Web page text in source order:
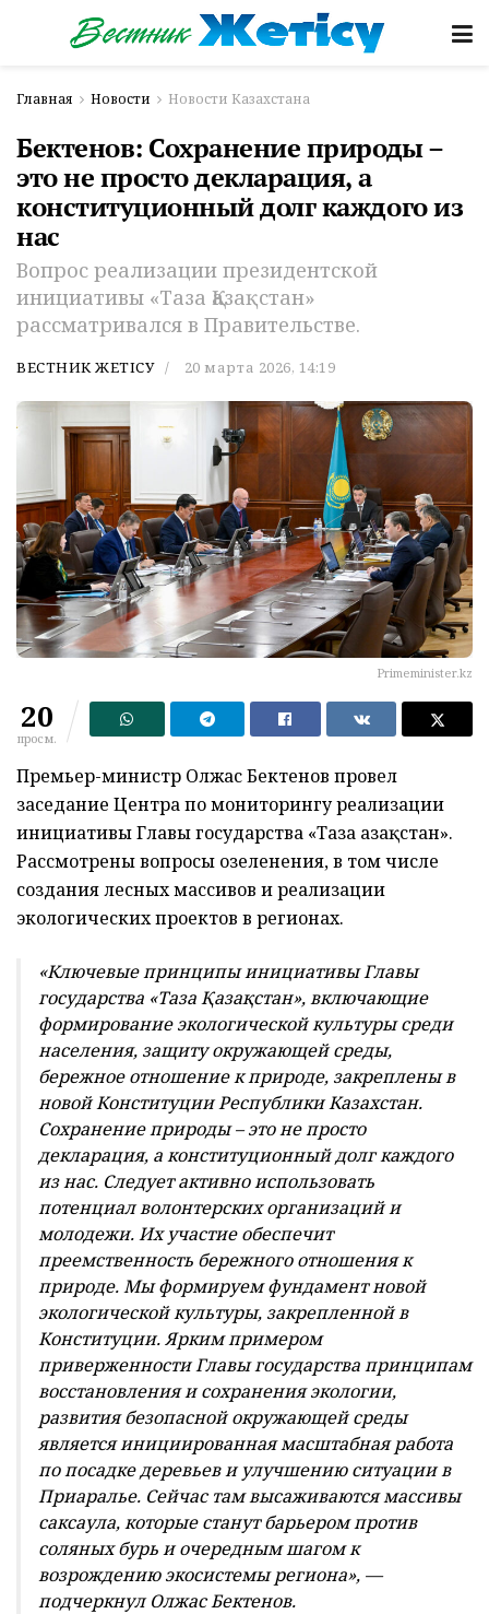
Главная Новости Новости Казахстана
Бектенов: Сохранение природы –
это не просто декларация, а
конституционный долг каждого из
нас
Вопрос реализации президентской
инициативы «Таза Қазақстан»
рассматривался в Правительстве.
ВЕСТНИК ЖЕТІСУ 20 марта 2026, 14:19
Primeminister.kz
20
просм.
Премьер-министр Олжас Бектенов провел
заседание Центра по мониторингу реализации
инициативы Главы государства «Таза Қазақстан».
Рассмотрены вопросы озеленения, в том числе
создания лесных массивов и реализации
экологических проектов в регионах.
«Ключевые принципы инициативы Главы
государства «Таза Қазақстан», включающие
формирование экологической культуры среди
населения, защиту окружающей среды,
бережное отношение к природе, закреплены в
новой Конституции Республики Казахстан.
Сохранение природы – это не просто
декларация, а конституционный долг каждого
из нас. Следует активно использовать
потенциал волонтерских организаций и
молодежи. Их участие обеспечит
преемственность бережного отношения к
природе. Мы формируем фундамент новой
экологической культуры, закрепленной в
Конституции. Ярким примером
приверженности Главы государства принципам
восстановления и сохранения экологии,
развития безопасной окружающей среды
является инициированная масштабная работа
по посадке деревьев и улучшению ситуации в
Приаралье. Сейчас там высаживаются массивы
саксаула, которые станут барьером против
соляных бурь и очередным шагом к
возрождению экосистемы региона», —
подчеркнул Олжас Бектенов.